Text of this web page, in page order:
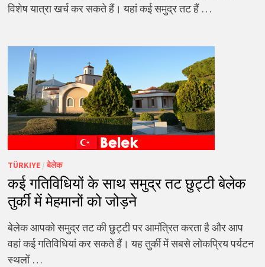
विशेष यात्रा खर्च कर सकते हैं। यहां कई समुद्र तट हैं …
TÜRKIYE/बेलेक
कई गतिविधियों के साथ समुद्र तट छुट्टी बेलेक
तुर्की में मेहमानों को जोड़ने
बेलेक आपको समुद्र तट की छुट्टी पर आमंत्रित करता है और आप
वहां कई गतिविधियां कर सकते हैं। यह तुर्की में सबसे लोकप्रिय पर्यटन
स्थलों …